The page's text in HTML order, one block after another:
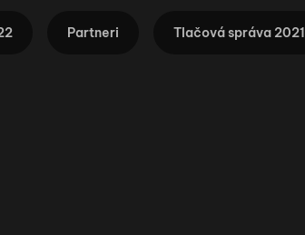
Partneri Tlačová správa 2021